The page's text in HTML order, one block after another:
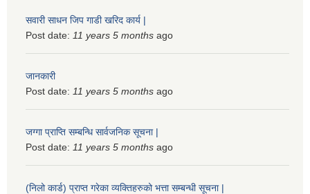
सवारी साधन जिप गाडी खरिद कार्य |
Post date: 11 years 5 months ago
जानकारी
Post date: 11 years 5 months ago
जग्गा प्राप्ति सम्बन्धि सार्वजनिक सूचना |
Post date: 11 years 5 months ago
(निलो कार्ड) प्राप्त गरेका व्यक्तिहरुको भत्ता सम्बन्धी सूचना |